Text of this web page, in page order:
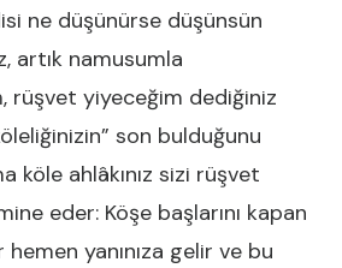
ne düşünürse düşünsün
artık namusumla
rüşvet yiyeceğim dediğiniz
son bulduğunu
köle ahlâkınız sizi rüşvet
eder: Köşe başlarını kapan
yanınıza gelir ve bu